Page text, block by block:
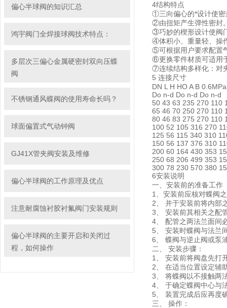
偏心半球阀的知识汇总
鸿宇阀门全焊接球阀技术特点：
多层次三偏心金属硬密封双向压蝶
阀
不锈钢通风蝶阀的使用寿命长吗？
球面偏置式气动钟阀
GJ41X管夹阀安装及维修
偏心半球阀的工作原理及优点
注意耐腐蚀衬胶衬氟阀门安装规则
偏心半球阀的主要开启和关闭过
程，如何操作
4结构特点
①三向偏心的*设计使密
②由扭矩产生弹性密封
③巧妙的楔形设计使阀
④体积小、重量轻、操
⑤可根据用户要求配置
⑥更换零件材质可适用
⑦连续结构多样化：对
5 连接尺寸
DN L H HO A B
Do n-d Do n-d Do
50 43 63 235 270 110
65 46 70 250 270 110
80 46 83 275 270 110
100 52 105 316 270
125 56 115 340 310
150 56 137 376 310
200 60 164 430 353
250 68 206 499 353
300 78 230 570 380
6安装说明
一、安装前的准备工作
1、安装前应核对蝶阀
2、 并于安装前将内部
3、 安装前其相关之配
4、 配管之两法兰面间
5、 安装时蝶阀与法兰
6、 蝶阀与逆止阀或泵
二、 安装步骤：
1、 安装前将阀盘先打
2、 在适当位置设定辅
3、 将蝶阀以不接触两
4、 于确定蝶阀中心与
5、 装置完成后应再度
三、 操作：